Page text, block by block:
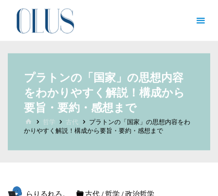
書館
（哲
学・
文
学・
文化
人類
プラトンの「国家」の思想内容
をわかりやすく解説！構成から
要旨・要約・感想まで
ホ
ー
哲学 古代
プラトンの「国家」の思想内容をわ
かりやすく解説！構成から要旨・要約・感想まで
らりるれろ。 古代 /哲学 /政治哲学